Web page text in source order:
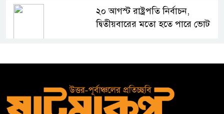
২০ আগস্ট রাষ্ট্রপতি নির্বাচন,
দ্বিতীয়বারের মতো হতে পারে ভোট
নালন্দা: যেখানে জ্ঞানচর্চায় ছুটে